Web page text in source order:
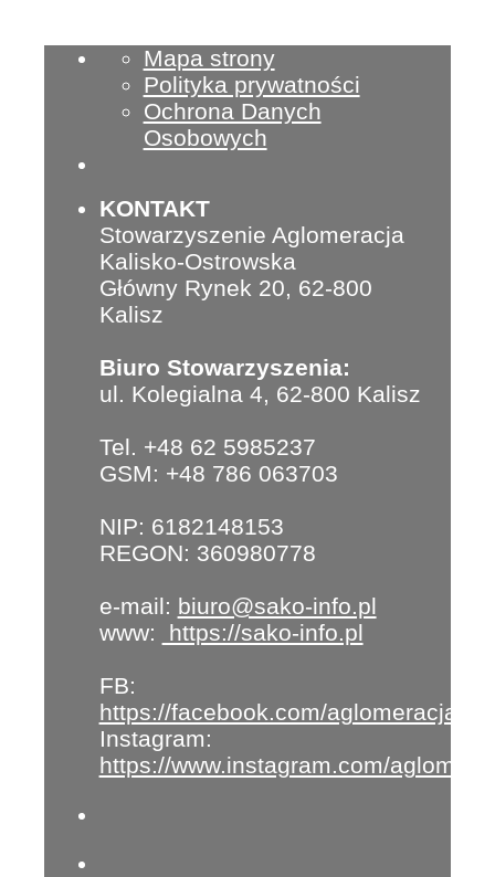
Mapa strony
Polityka prywatności
Ochrona Danych
Osobowych
KONTAKT
Stowarzyszenie Aglomeracja
Kalisko-Ostrowska
Główny Rynek 20, 62-800
Kalisz
Biuro Stowarzyszenia:
ul. Kolegialna 4, 62-800 Kalisz
Tel. +48 62 5985237
GSM: +48 786 063703
NIP: 6182148153
REGON: 360980778
e-mail: biuro@sako-info.pl
www:
https://sako-info.pl
FB:
https://facebook.com/aglomeracja
Instagram:
https://www.instagram.com/